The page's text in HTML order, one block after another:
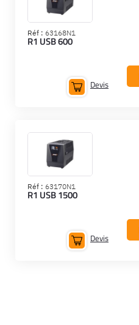
Réf : 63168N1
R1 USB 600
Devis
Réf : 63170N1
R1 USB 1500
Devis